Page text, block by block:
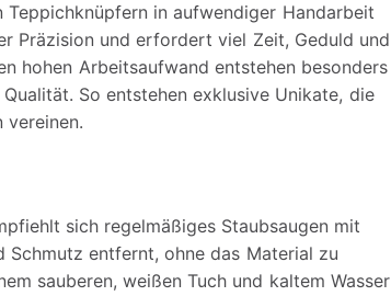
in aufwendiger Handarbeit
Präzision und erfordert viel Zeit, Geduld und
hohen Arbeitsaufwand entstehen besonders
So entstehen exklusive Unikate, die
sich regelmäßiges Staubsaugen mit
Schmutz entfernt, ohne das Material zu
sauberen, weißen Tuch und kaltem Wasser